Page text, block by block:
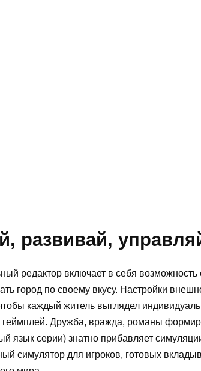
развивай,
редактор включает в себя
город по своему вкусу. Настройки
каждый житель выглядел
геймплей. Дружба, вражда, романы
язык серии) знатно прибавляет
симулятор для игроков, готовых